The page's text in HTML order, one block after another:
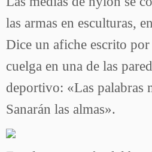
las armas en esculturas,
Dice un afiche escrito
cuelga en una de las
deportivo: «Las palabras
Sanarán las almas».